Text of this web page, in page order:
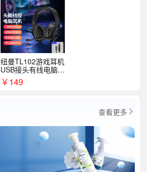
纽曼TL102游戏耳机
USB接头有线电脑耳
机耳麦
￥149
查看更多 